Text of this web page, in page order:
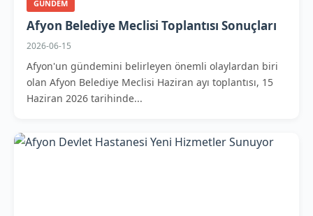
GUNDEM
Afyon Belediye Meclisi Toplantısı Sonuçları
2026-06-15
Afyon'un gündemini belirleyen önemli olaylardan biri
olan Afyon Belediye Meclisi Haziran ayı toplantısı, 15
Haziran 2026 tarihinde...